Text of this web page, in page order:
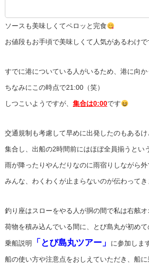
ソースも美味しくてペロッと完食
お値段もお手頃で美味しくて人気があるわけで
すでに港についている人がいるため、港に向か
ちなみにこの時点で21:00（笑）
しつこいようですが、 集合は0:00です
交通規制も考慮して早めに出発したのもある
集合し、出船の2時間前にはほぼ全員揃うとい
雨が降ったりやんだりなのに雨宿りしながら外
みんな、わくわくが止まらないのが伝わって
釣り座はスローをやる人が胴の間で私は右舷オ
荷物を積み込んでいる間に、とび島丸が初めて
乗船説明 「とび島丸ツアー」 に参加しま
船の使い方や注意点をおしえていただき、船に